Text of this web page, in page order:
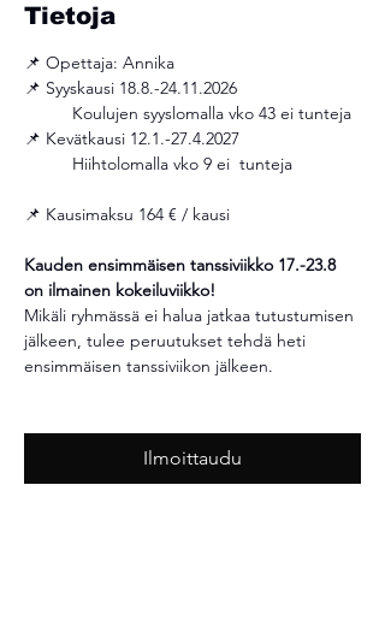
Tietoja
📌 Opettaja: Annika
📌 Syyskausi 18.8.-24.11.2026
	Koulujen syyslomalla vko 43 ei tunteja
📌 Kevätkausi 12.1.-27.4.2027
	Hiihtolomalla vko 9 ei  tunteja
📌 Kausimaksu 164 € / kausi
Kauden ensimmäisen tanssiviikko 17.-23.8
on ilmainen kokeiluviikko!
Mikäli ryhmässä ei halua jatkaa tutustumisen
jälkeen, tulee peruutukset tehdä heti
ensimmäisen tanssiviikon jälkeen.
Ilmoittaudu